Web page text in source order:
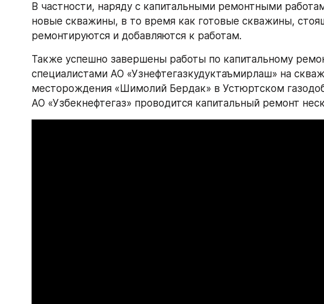
В частности, наряду с капитальными ремонтными
новые скважины, в то время как готовые скважины,
ремонтируются и добавляются к работам.
Также успешно завершены работы по капитальному
специалистами АО «Узнефтегазкудуктаъмирлаш» на
месторождения «Шимолий Бердак» в Устюртском
АО «Узбекнефтегаз» проводится капитальный ремонт